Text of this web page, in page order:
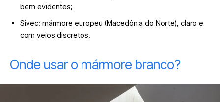
bem evidentes;
Sivec: mármore europeu (Macedônia do Norte), claro e
com veios discretos.
Onde usar o mármore branco?